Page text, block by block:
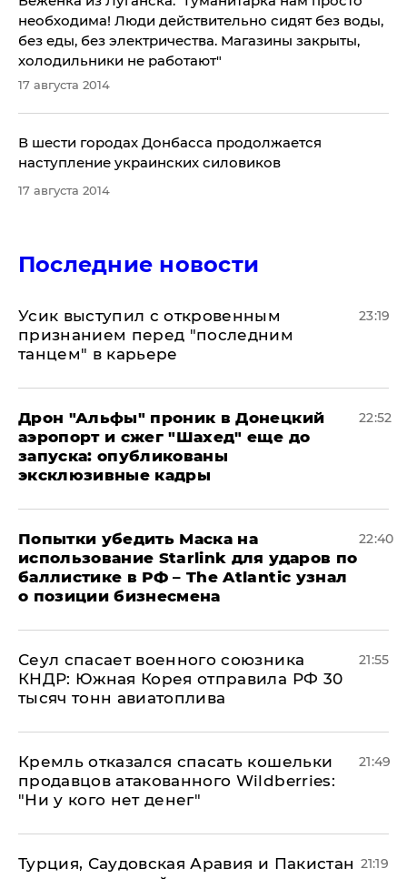
необходима! Люди действительно сидят без воды,
без еды, без электричества. Магазины закрыты,
холодильники не работают"
17 августа 2014
В шести городах Донбасса продолжается
наступление украинских силовиков
17 августа 2014
Последние новости
Усик выступил с откровенным
признанием перед "последним
танцем" в карьере
23:19
Дрон "Альфы" проник в Донецкий
аэропорт и сжег "Шахед" еще до
запуска: опубликованы
эксклюзивные кадры
22:52
Попытки убедить Маска на
использование Starlink для ударов по
баллистике в РФ – The Atlantic узнал
о позиции бизнесмена
22:40
​Сеул спасает военного союзника
КНДР: Южная Корея отправила РФ 30
тысяч тонн авиатоплива
21:55
Кремль отказался спасать кошельки
продавцов атакованного Wildberries:
"Ни у кого нет денег"
21:49
Турция, Саудовская Аравия и Пакистан 21:19